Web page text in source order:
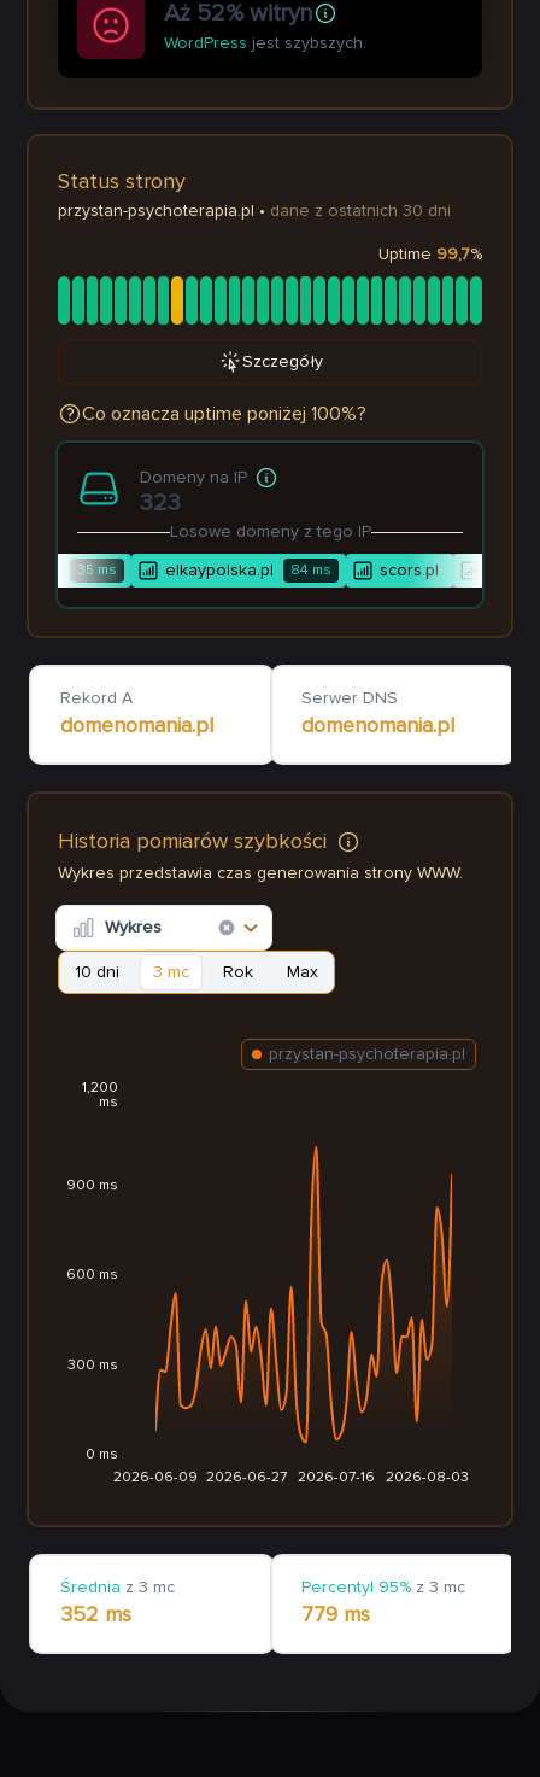
Aż 52% witryn
WordPress jest szybszych.
Status strony
przystan-psychoterapia.pl • dane z ostatnich 30 dni
Uptime 99,7%
Szczegóły
Co oznacza uptime poniżej 100%?
Domeny na IP
323
Losowe domeny z tego IP
35ms elkaypolska.pl 84ms scors.pl
Rekord A
domenomania.pl
Serwer DNS
domenomania.pl
Historia pomiarów szybkości
Wykres przedstawia czas generowania strony WWW.
Wykres
10 dni 3 mc Rok Max
2026-06-09 2026-06-27 2026-07-16 2026-08-03
0 ms
300 ms
600 ms
900 ms
1,200
ms
przystan-psychoterapia.pl
Średnia z 3 mc
352 ms
Percentyl 95% z 3 mc
779 ms